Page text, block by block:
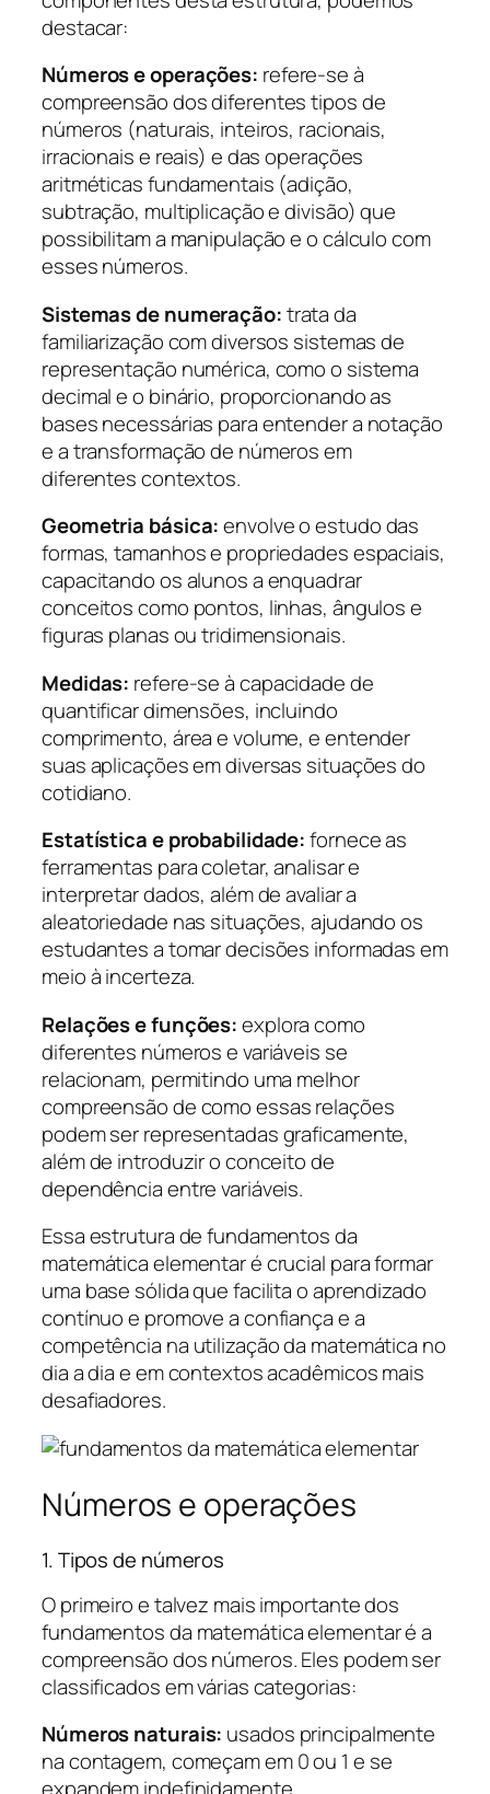
destacar:
Números e operações: refere-se à
compreensão dos diferentes tipos de
números (naturais, inteiros, racionais,
irracionais e reais) e das operações
aritméticas fundamentais (adição,
subtração, multiplicação e divisão) que
possibilitam a manipulação e o cálculo com
esses números.
Sistemas de numeração:trata da
familiarização com diversos sistemas de
representação numérica, como o sistema
decimal e o binário, proporcionando as
bases necessárias para entender a notação
e a transformação de números em
diferentes contextos.
Geometria básica:envolve o estudo das
formas, tamanhos e propriedades espaciais,
capacitando os alunos a enquadrar
conceitos como pontos, linhas, ângulos e
figuras planas ou tridimensionais.
Medidas: refere-se à capacidade de
quantificar dimensões, incluindo
comprimento, área e volume, e entender
suas aplicações em diversas situações do
cotidiano.
Estatística e probabilidade:fornece as
ferramentas para coletar, analisar e
interpretar dados, além de avaliar a
aleatoriedade nas situações, ajudando os
estudantes a tomar decisões informadas em
meio à incerteza.
Relações e funções:explora como
diferentes números e variáveis se
relacionam, permitindo uma melhor
compreensão de como essas relações
podem ser representadas graficamente,
além de introduzir o conceito de
dependência entre variáveis.
Essa estrutura de fundamentos da
matemática elementar é crucial para formar
uma base sólida que facilita o aprendizado
contínuo e promove a confiança e a
competência na utilização da matemática no
dia a dia e em contextos acadêmicos mais
desafiadores.
Números e operações
1. Tipos de números
O primeiro e talvez mais importante dos
fundamentos da matemática elementar é a
compreensão dos números. Eles podem ser
classificados em várias categorias:
Números naturais: usados principalmente
na contagem, começam em 0 ou 1 e se